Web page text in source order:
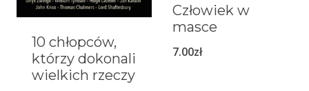
10 chłopców,
którzy dokonali
wielkich rzeczy
Człowiek w
masce
7.00zł